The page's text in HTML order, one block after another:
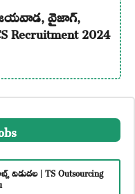
వైజాగ్,
2024
| TS Outsourcing